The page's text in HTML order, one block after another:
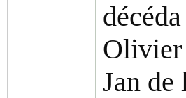
Olivier
Jan de